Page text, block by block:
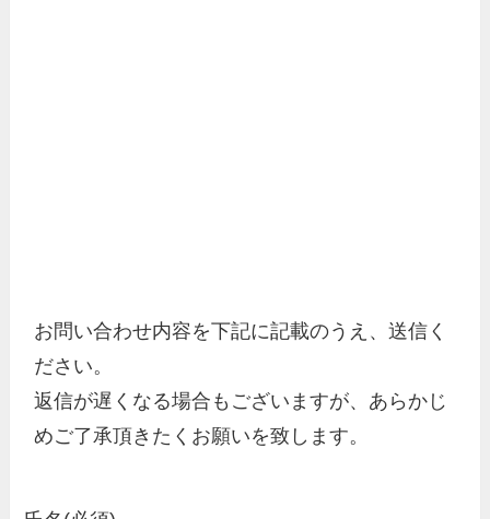
お問い合わせ内容を下記に記載のうえ、送信く
ださい。
返信が遅くなる場合もございますが、あらかじ
めご了承頂きたくお願いを致します。